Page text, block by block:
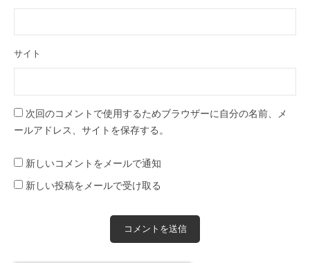
サイト
次回のコメントで使用するためブラウザーに自分の名前、メ
ールアドレス、サイトを保存する。
新しいコメントをメールで通知
新しい投稿をメールで受け取る